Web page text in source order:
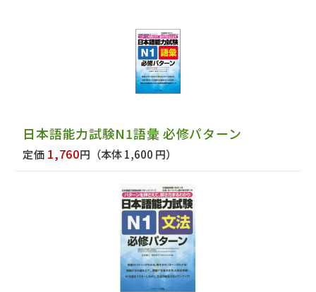
日本語能力試験N1語彙 必修パターン
定価 1,760円 （本体 1,600 円）